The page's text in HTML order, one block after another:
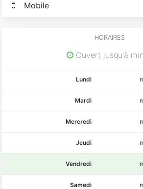
Mobile
HORAIRES
Ouvert jusqu'à
Lundi
Mardi
Mercredi
Jeudi
Vendredi
Samedi